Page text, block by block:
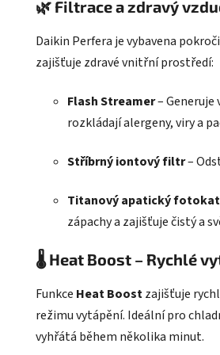
🌿 Filtrace a zdravý
Daikin Perfera je vybavena
zajišťuje zdravé vnitřní prostředí:
Flash Streamer–
rozkládají alergeny, viry a
Stříbrný iontový filtr–
Titanový apatický
zápachy a zajišťuje čistý a
🌡️Heat Boost – Rychlé
Funkce Heat Boostzajišťuje
režimu vytápění. Ideální pro
vyhřátá během několika minut.